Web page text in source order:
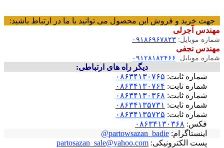
جهت خرید و فروش این محصول می توانید با ما در ارتباط باشید:
مهندس آجرلی
شماره موبایل: ۰۹۱۸۶۹۶۷۸۲۳
مهندس نجفی
شماره موبایل: ۰۹۱۲۸۱۸۲۴۶۶
دیگر راه های ارتباطی:
شماره ثابت: ۰۸۶۳۴۱۳۰۷۶۵
شماره ثابت: ۰۸۶۳۴۱۳۰۷۶۴
شماره ثابت: ۰۸۶۳۴۱۳۰۳۶۸
شماره ثابت: ۰۸۶۳۴۱۳۵۷۳۱
شماره ثابت: ۰۸۶۳۴۱۳۵۷۲۵
فکس: ۰۸۶۳۴۱۳۰۳۶۸
اینستاگرام: partowsazan_badie@
پست الکترونیکی: partosazan_sale@yahoo.com